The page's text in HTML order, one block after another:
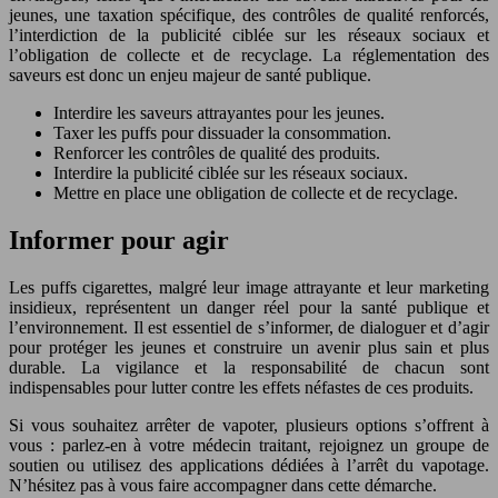
jeunes, une taxation spécifique, des contrôles de qualité renforcés,
l’interdiction de la publicité ciblée sur les réseaux sociaux et
l’obligation de collecte et de recyclage. La réglementation des
saveurs est donc un enjeu majeur de santé publique.
Interdire les saveurs attrayantes pour les jeunes.
Taxer les puffs pour dissuader la consommation.
Renforcer les contrôles de qualité des produits.
Interdire la publicité ciblée sur les réseaux sociaux.
Mettre en place une obligation de collecte et de recyclage.
Informer pour agir
Les puffs cigarettes, malgré leur image attrayante et leur marketing
insidieux, représentent un danger réel pour la santé publique et
l’environnement. Il est essentiel de s’informer, de dialoguer et d’agir
pour protéger les jeunes et construire un avenir plus sain et plus
durable. La vigilance et la responsabilité de chacun sont
indispensables pour lutter contre les effets néfastes de ces produits.
Si vous souhaitez arrêter de vapoter, plusieurs options s’offrent à
vous : parlez-en à votre médecin traitant, rejoignez un groupe de
soutien ou utilisez des applications dédiées à l’arrêt du vapotage.
N’hésitez pas à vous faire accompagner dans cette démarche.